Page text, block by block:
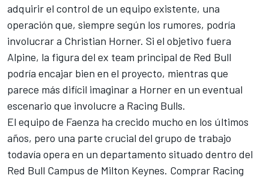
adquirir el control de un equipo existente, una
operación que, siempre según los rumores, podría
involucrar a Christian Horner. Si el objetivo fuera
Alpine, la figura del ex team principal de Red Bull
podría encajar bien en el proyecto, mientras que
parece más difícil imaginar a Horner en un eventual
escenario que involucre a Racing Bulls.
El equipo de Faenza ha crecido mucho en los últimos
años, pero una parte crucial del grupo de trabajo
todavía opera en un departamento situado dentro del
Red Bull Campus de Milton Keynes. Comprar Racing